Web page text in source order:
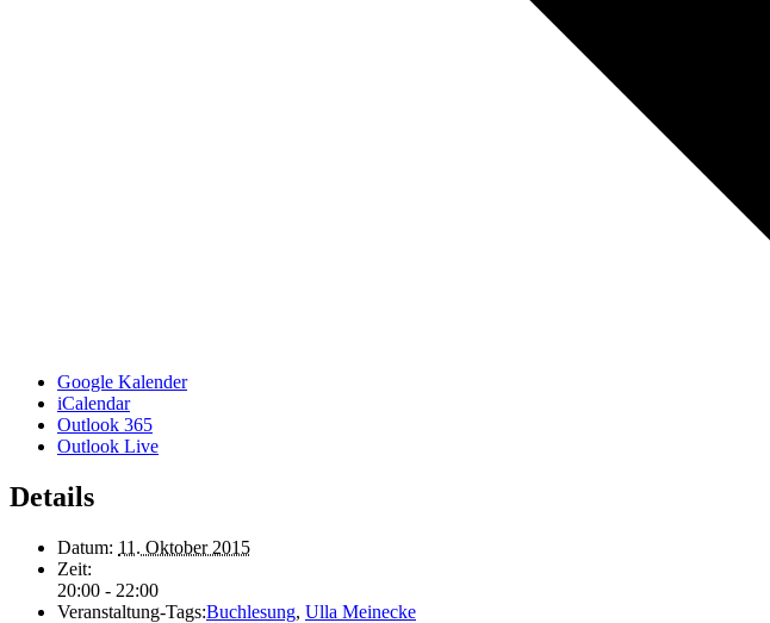
Google Kalender
iCalendar
Outlook 365
Outlook Live
Details
Datum: 11. Oktober 2015
Zeit:
20:00 - 22:00
Veranstaltung-Tags:Buchlesung, Ulla Meinecke